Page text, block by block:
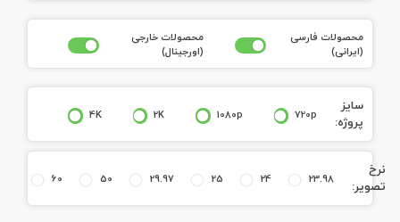
محصولات فارسی
(ايرانی)
محصولات خارجی
(اورجينال)
سايز
پروژه:
720p
1080p
2K
4K
نرخ
تصوير:
23.98
24
25
29.97
50
60